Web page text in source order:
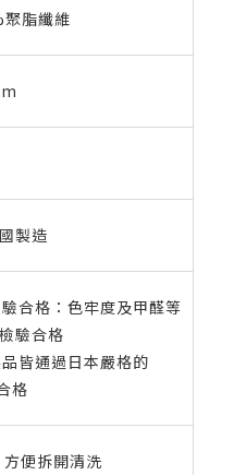
脂纖維
製造
合格：色牢度及甲醛等
驗合格
皆通過日本嚴格的
格
便拆開清洗